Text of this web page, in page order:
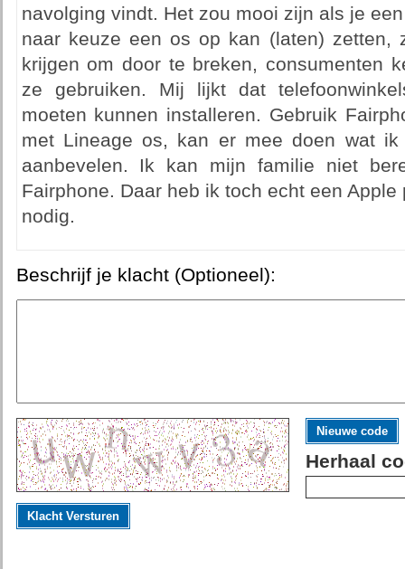
navolging vindt. Het zou mooi zijn als je
naar keuze een os op kan (laten) zetten,
krijgen om door te breken, consumenten
ze gebruiken. Mij lijkt dat
moeten kunnen installeren. Gebruik
met Lineage os, kan er mee doen wat
aanbevelen. Ik kan mijn familie niet
Fairphone. Daar heb ik toch echt een
nodig.
Beschrijf je klacht (Optioneel):
Nieuwe code
Herhaal
Klacht Versturen